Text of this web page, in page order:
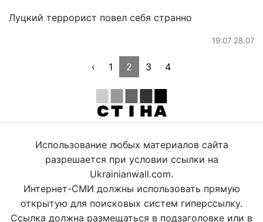
Луцкий террорист повел себя странно
19:07 28.07
‹ 1 2 3 4
Использование любых материалов сайта
разрешается при условии ссылки на
Ukrainianwall.com.
Интернет-СМИ должны использовать прямую
открытую для поисковых систем гиперссылку.
Ссылка должна размещаться в подзаголовке или в